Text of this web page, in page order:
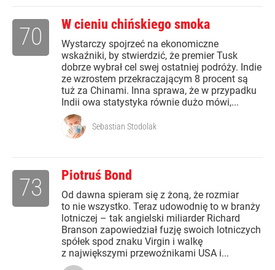
W cieniu chińskiego smoka
Wystarczy spojrzeć na ekonomiczne
wskaźniki, by stwierdzić, że premier Tusk
dobrze wybrał cel swej ostatniej podróży. Indie
ze wzrostem przekraczającym 8 procent są
tuż za Chinami. Inna sprawa, że w przypadku
Indii owa statystyka równie dużo mówi,...
70
Sebastian Stodolak
Piotruś Bond
Od dawna spieram się z żoną, że rozmiar
to nie wszystko. Teraz udowodnię to w branży
lotniczej – tak angielski miliarder Richard
Branson zapowiedział fuzję swoich lotniczych
spółek spod znaku Virgin i walkę
z największymi przewoźnikami USA i...
73